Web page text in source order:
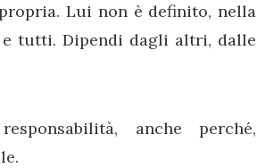
Lui non è definito, nella
tutti. Dipendi dagli altri, dalle
anche perché,